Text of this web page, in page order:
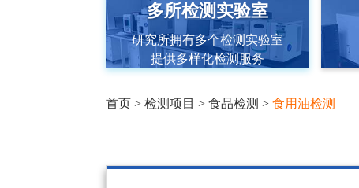
多所检测实验室
研究所拥有多个检测实验室
提供多样化检测服务
首页 >检测项目 >食品检测 >食用油检测